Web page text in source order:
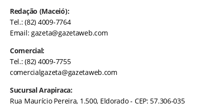
Redação (Maceió):
Tel.: (82) 4009-7764
Email:gazeta@gazetaweb.com
Comercial:
Tel.: (82) 4009-7755
comercialgazeta@gazetaweb.com
Sucursal Arapiraca:
Rua Maurício Pereira, 1.500, Eldorado - CEP: 57.306-035